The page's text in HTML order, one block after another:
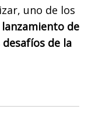
uno de los
lanzamiento de
de la